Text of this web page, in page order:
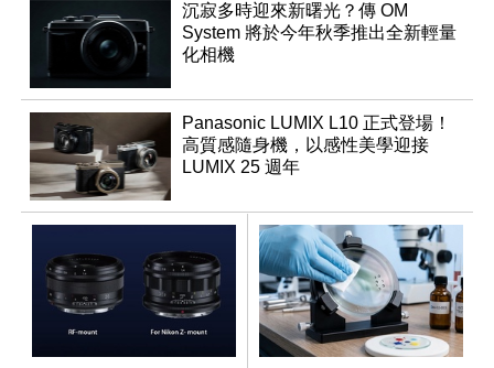
沉寂多時迎來新曙光？傳 OM
System 將於今年秋季推出全新輕量
化相機
Panasonic LUMIX L10 正式登場！
高質感隨身機，以感性美學迎接
LUMIX 25 週年